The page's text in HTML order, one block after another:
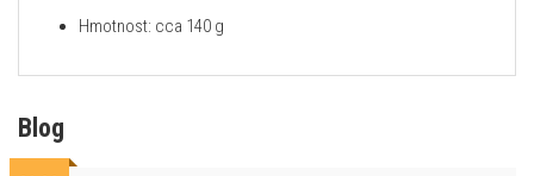
Hmotnost: cca 140 g
Blog